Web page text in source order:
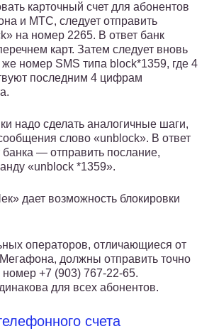
карточный счет для абонентов
и МТС, следует отправить
на номер 2265. В ответ банк
карт. Затем следует вновь
же номер SMS типа block*1359, где 4
последним 4 цифрам
надо сделать аналогичные шаги,
слово «unblock». В ответ
— отправить послание,
«unblock *1359».
дает возможность блокировки
операторов, отличающиеся от
должны отправить точно
+7 (903) 767-22-65.
для всех абонентов.
счета